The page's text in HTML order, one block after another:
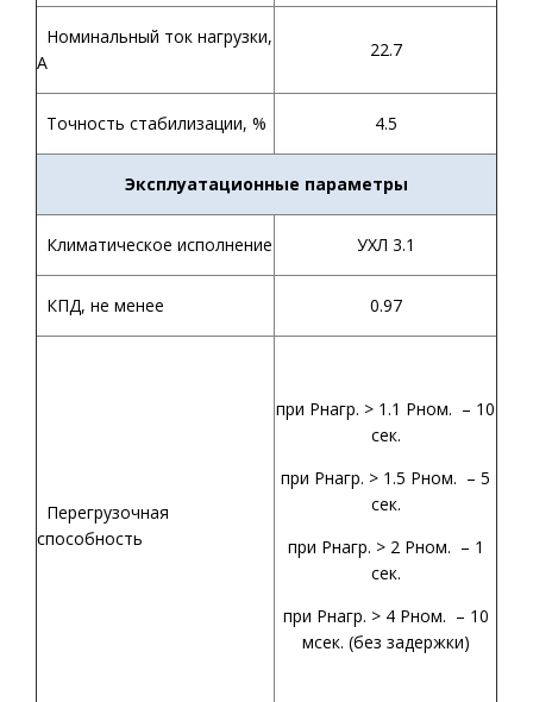
Номинальный ток нагрузки,
А
22.7
Точность стабилизации, % 4.5
Эксплуатационные параметры
Климатическое исполнение УХЛ 3.1
КПД, не менее 0.97
Перегрузочная
способность
при Рнагр. > 1.1 Рном. – 10
сек.
при Рнагр. > 1.5 Рном. – 5
сек.
при Рнагр. > 2 Рном. – 1
сек.
при Рнагр. > 4 Рном. – 10
мсек. (без задержки)